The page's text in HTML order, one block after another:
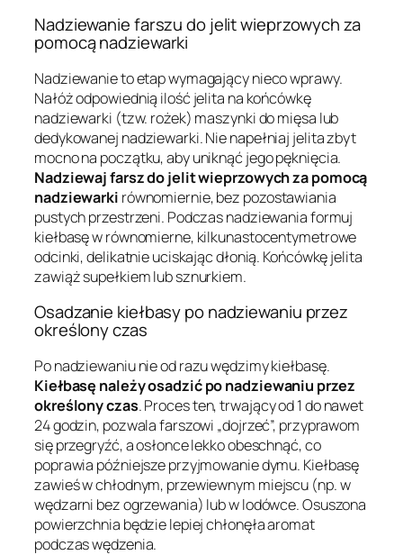
Nadziewanie farszu do jelit wieprzowych za
pomocą nadziewarki
Nadziewanie to etap wymagający nieco wprawy.
Nałóż odpowiednią ilość jelita na końcówkę
nadziewarki (tzw. rożek) maszynki do mięsa lub
dedykowanej nadziewarki. Nie napełniaj jelita zbyt
mocno na początku, aby uniknąć jego pęknięcia.
Nadziewaj farsz do jelit wieprzowych za pomocą
nadziewarki równomiernie, bez pozostawiania
pustych przestrzeni. Podczas nadziewania formuj
kiełbasę w równomierne, kilkunastocentymetrowe
odcinki, delikatnie uciskając dłonią. Końcówkę jelita
zawiąż supełkiem lub sznurkiem.
Osadzanie kiełbasy po nadziewaniu przez
określony czas
Po nadziewaniu nie od razu wędzimy kiełbasę.
Kiełbasę należy osadzić po nadziewaniu przez
określony czas. Proces ten, trwający od 1 do nawet
24 godzin, pozwala farszowi „dojrzeć”, przyprawom
się przegryźć, a osłonce lekko obeschnąć, co
poprawia późniejsze przyjmowanie dymu. Kiełbasę
zawieś w chłodnym, przewiewnym miejscu (np. w
wędzarni bez ogrzewania) lub w lodówce. Osuszona
powierzchnia będzie lepiej chłonęła aromat
podczas wędzenia.